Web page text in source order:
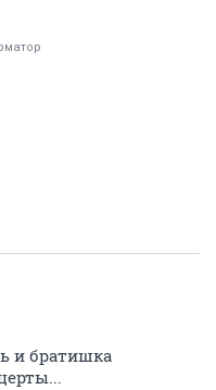
и братишка